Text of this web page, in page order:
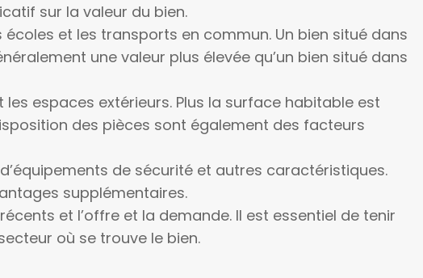
sur la valeur du bien.
et les transports en commun. Un bien situé dans
une valeur plus élevée qu’un bien situé dans
espaces extérieurs. Plus la surface habitable est
des pièces sont également des facteurs
de sécurité et autres caractéristiques.
supplémentaires.
et l’offre et la demande. Il est essentiel de tenir
où se trouve le bien.